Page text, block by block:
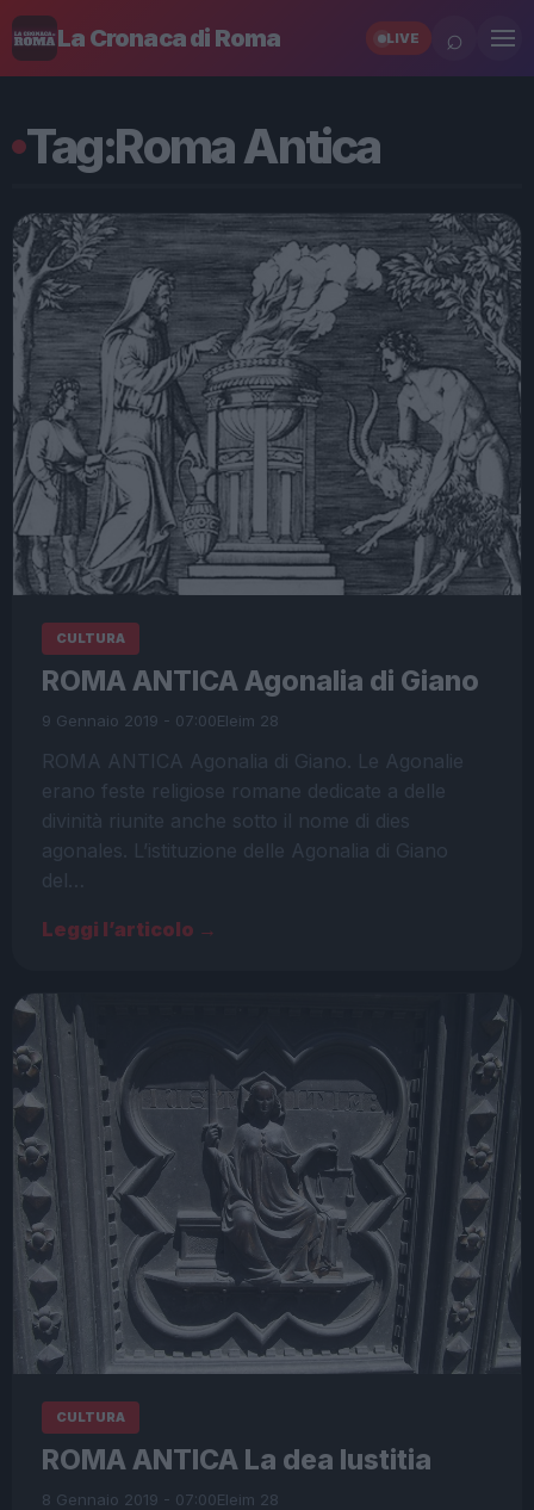
La Cronaca di Roma LIVE ⌕
Tag:Roma Antica
CULTURA
ROMA ANTICA Agonalia di Giano
9 Gennaio 2019 - 07:00Eleim 28
ROMA ANTICA Agonalia di Giano. Le Agonalie
erano feste religiose romane dedicate a delle
divinità riunite anche sotto il nome di dies
agonales. L’istituzione delle Agonalia di Giano
del…
Leggi l’articolo →
CULTURA
ROMA ANTICA La dea Iustitia
8 Gennaio 2019 - 07:00Eleim 28